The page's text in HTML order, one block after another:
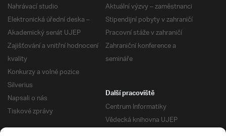
Nahrávací studio
Elektronická úřední deska –
Akademický senát UJEP
Zajišťování a vnitřní hodnocení
kvality
Konkurzy a volné pozice
Silverius
Napsali o nás
Tiskové zprávy
Aktuální výzvy – zaměstnanci
Stipendijní pobyty v zahraničí
Pracovní stáže v zahraničí
Zahraniční konference a
semináře
Další pracoviště
Centrum Informatiky
Vědecká knihovna UJEP